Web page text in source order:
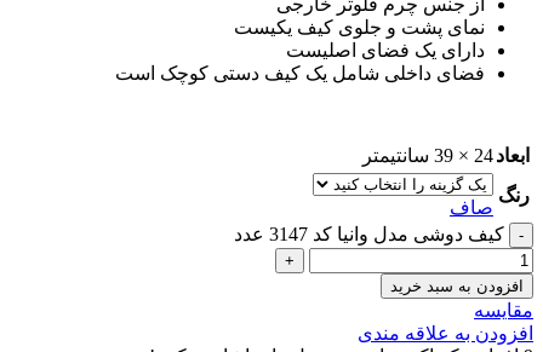
نمای پشت و جلوی کیف یکیست
دارای یک فضای اصلیست
فضای داخلی شامل یک کیف دستی کوچک است
ابعاد24 × 39 سانتیمتر
رنگ
صاف
کیف دوشی مدل وانیا کد 3147 عدد
افزودن به سبد خرید
مقايسه
افزودن به علاقه مندی